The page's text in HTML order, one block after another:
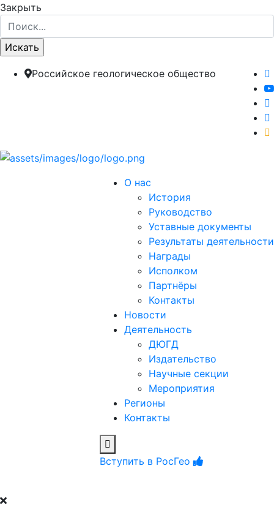
Закрыть
Российское геологическое общество
О нас
История
Руководство
Уставные документы
Результаты деятельности
Награды
Исполком
Партнёры
Контакты
Новости
Деятельность
ДЮГД
Издательство
Научные секции
Мероприятия
Регионы
Контакты
Вступить в РосГео